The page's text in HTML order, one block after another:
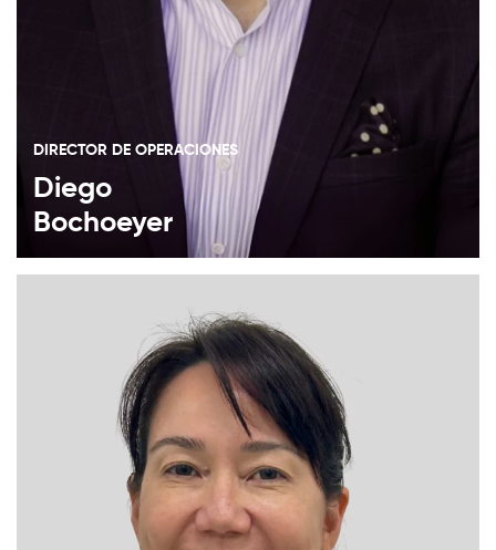
DIRECTOR DE OPERACIONES
Diego
Bochoeyer